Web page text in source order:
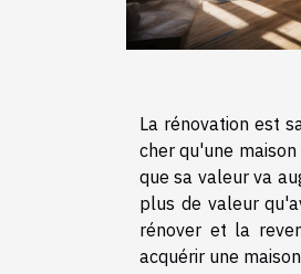
La rénovation est
cher qu'une
que sa valeur va
plus de valeur
rénover et la
acquérir une